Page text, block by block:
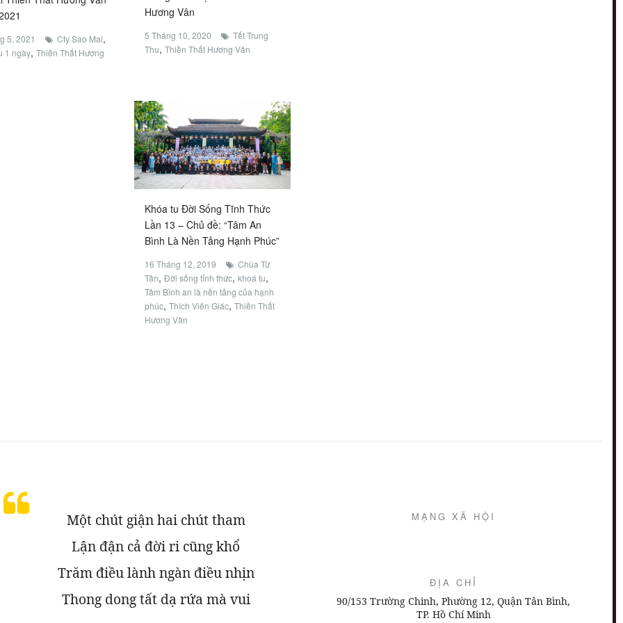
5, 2021 Cty Sao Mai,
1 ngày, Thiền Thất Hương
Hương Vân
5 Tháng 10, 2020
Tết Trung
Thu, Thiền Thất Hương Vân
Khóa tu Đời Sống Tĩnh Thức
Lần 13 – Chủ đề: “Tâm An
Bình Là Nền Tảng Hạnh Phúc”
16 Tháng 12, 2019
Chùa Từ
Tân, Đời sống tỉnh thức, khoá tu,
Tâm Bình an là nền tảng của hạnh
phúc, Thích Viên Giác, Thiền Thất
Hương Vân
Một chút giận hai chút tham
Lận đận cả đời ri cũng khổ
Trăm điều lành ngàn điều nhịn
Thong dong tất dạ rứa mà vui
MẠNG XÃ HỘI
ĐỊA CHỈ
90/153 Trường Chinh, Phường 12, Quận Tân Bình,
TP. Hồ Chí Minh